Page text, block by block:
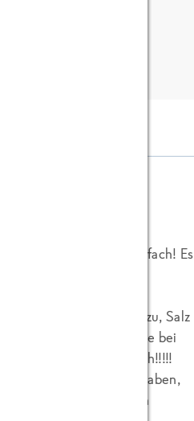
Jahr und das mehrfach! Es
gute Butter dazu, Salz
und alles Stampfen wie bei
oder Mettwurst! Herrlich!!!!!
zur Hand haben,
könnte und somit auch